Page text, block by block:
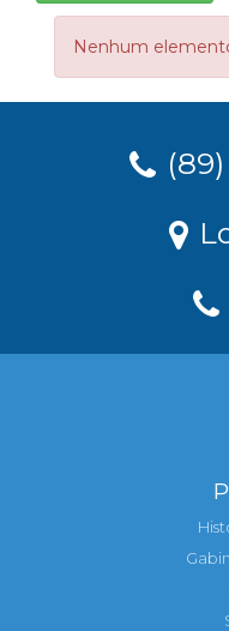
Nenhum